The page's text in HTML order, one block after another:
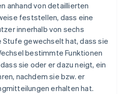
anhand von detaillierten
feststellen, dass eine
innerhalb von sechs
Stufe gewechselt hat, dass sie
bestimmte Funktionen
sie oder er dazu neigt, ein
nachdem sie bzw. er
erhalten hat.